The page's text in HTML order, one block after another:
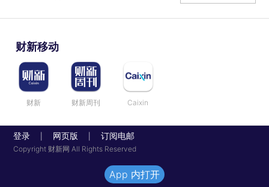
财新移动
财新 财新周刊 Caixin
登录 网页版 订阅电邮
Copyright 财新网 All Rights Reserved
App 内打开